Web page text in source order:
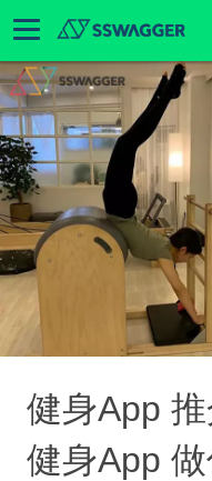
健身App
健身App